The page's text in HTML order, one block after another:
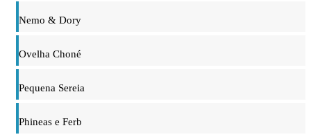
Nemo & Dory
Ovelha Choné
Pequena Sereia
Phineas e Ferb